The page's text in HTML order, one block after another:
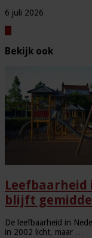
6 juli 2026
Bekijk ook
blijft
De leefbaarheid in
in 2002 licht, maar …